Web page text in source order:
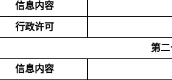
信息内容
行政许可
第
信息内容